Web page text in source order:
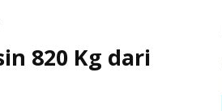
820 Kg dari